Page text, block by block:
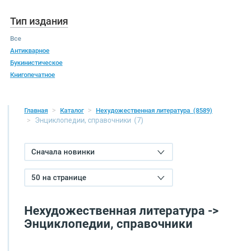
Тип издания
Все
Антикварное
Букинистическое
Книгопечатное
Главная Каталог Нехудожественная литература (8589)
Энциклопедии, справочники (7)
Сначала новинки
50 на странице
Нехудожественная литература ->
Энциклопедии, справочники